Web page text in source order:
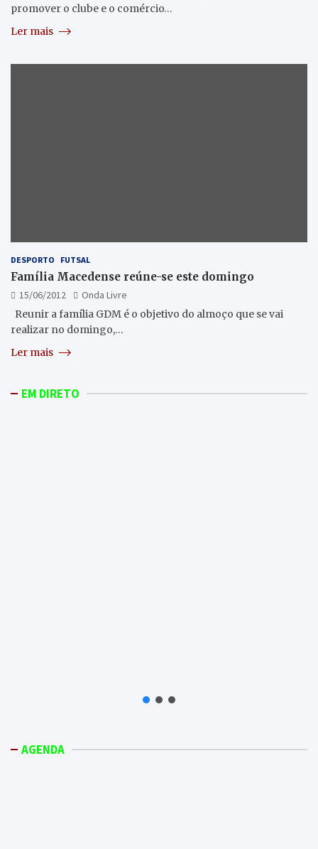
promover o clube e o comércio…
Ler mais
DESPORTO FUTSAL
Família Macedense reúne-se este domingo
15/06/2012
Onda Livre
Reunir a família GDM é o objetivo do almoço que se vai
realizar no domingo,…
Ler mais
EM DIRETO
AGENDA